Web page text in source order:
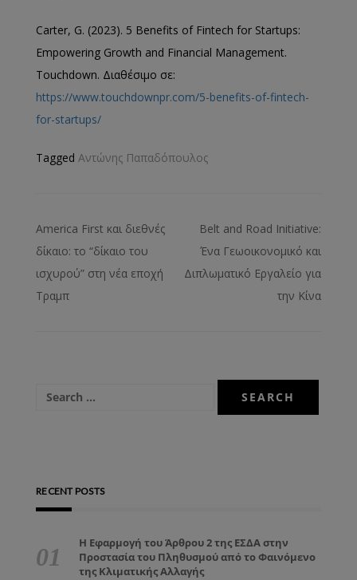
Carter, G. (2023). 5 Benefits of Fintech for Startups:
Empowering Growth and Financial Management.
Touchdown. Διαθέσιμο σε:
https://www.touchdownpr.com/5-benefits-of-fintech-
for-startups/
Tagged Αντώνης Παπαδόπουλος
America First και διεθνές
δίκαιο: το “δίκαιο του
ισχυρού” στη νέα εποχή
Τραμπ
Belt and Road Initiative:
Ένα Γεωοικονομικό και
Διπλωματικό Εργαλείο για
την Κίνα
RECENT POSTS
Η Εφαρμογή του Άρθρου 2 της ΕΣΔΑ στην
Προστασία του Πληθυσμού από το Φαινόμενο
της Κλιματικής Αλλαγής